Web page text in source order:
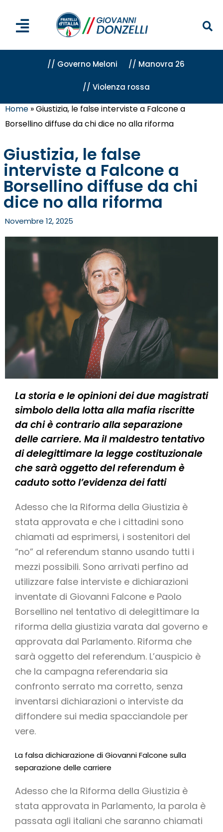
// Governo Meloni // Manovra 26
// Violenza rossa
Home »Giustizia, le false interviste a Falcone a
Borsellino diffuse da chi dice no alla riforma
Giustizia, le false
interviste a Falcone a
Borsellino diffuse da chi
dice no alla riforma
Novembre 12, 2025
La storia e le opinioni dei due magistrati
simbolo della lotta alla mafia riscritte
da chi è contrario alla separazione
delle carriere. Ma il maldestro tentativo
di delegittimare la legge costituzionale
che sarà oggetto del referendum è
caduto sotto l’evidenza dei fatti
Adesso che la Riforma della Giustizia è
stata approvata e che i cittadini sono
chiamati ad esprimersi, i sostenitori del
“no” al referendum stanno usando tutti i
mezzi possibili. Sono arrivati perfino ad
utilizzare false interviste e dichiarazioni
inventate di Giovanni Falcone e Paolo
Borsellino nel tentativo di delegittimare la
riforma della giustizia varata dal governo e
approvata dal Parlamento. Riforma che
sarà oggetto del referendum. L’auspicio è
che la campagna referendaria sia
confronto serrato ma corretto, senza
inventarsi dichiarazioni o interviste da
diffondere sui media spacciandole per
vere.
La falsa dichiarazione di Giovanni Falcone sulla
separazione delle carriere
Adesso che la Riforma della Giustizia è
stata approvata in Parlamento, la parola è
passata agli italiani che saranno chiamati